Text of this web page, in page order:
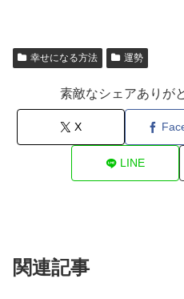
幸せになる方法 運勢
素敵なシェアありが
X
LINE
関連記事